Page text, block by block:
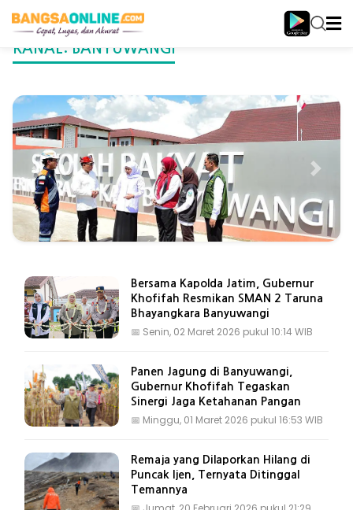
KANAL: BANYUWANGI
Sabtu, 18 Juli 2026 pukul 20:49 WIB
Puji Fasilitas Lengkap SRT 1
Banyuwangi, Khofifah Sebut
Sekolah Rakyat Jadi Solusi
Putus Kemiskinan
Bersama Kapolda Jatim, Gubernur
Khofifah Resmikan SMAN 2 Taruna
Bhayangkara Banyuwangi
📅 Senin, 02 Maret 2026 pukul 10:14 WIB
Panen Jagung di Banyuwangi,
Gubernur Khofifah Tegaskan
Sinergi Jaga Ketahanan Pangan
📅 Minggu, 01 Maret 2026 pukul 16:53 WIB
Remaja yang Dilaporkan Hilang di
Puncak Ijen, Ternyata Ditinggal
Temannya